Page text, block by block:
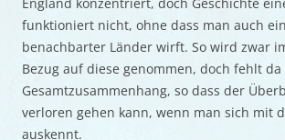
funktioniert nicht, ohne dass man auch
benachbarter Länder wirft. So wird zwar
Bezug auf diese genommen, doch fehlt
Gesamtzusammenhang, so dass der
verloren gehen kann, wenn man sich mit
auskennt.